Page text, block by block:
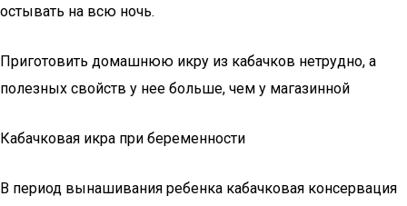
остывать на всю ночь.
Приготовить домашнюю икру из кабачков нетрудно, а
полезных свойств у нее больше, чем у магазинной
Кабачковая икра при беременности
В период вынашивания ребенка кабачковая консервация